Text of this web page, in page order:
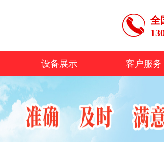
全
设备展示 客户服务